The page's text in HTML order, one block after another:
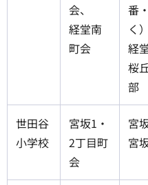
会、
経堂南
町会
番
く）
経
桜
部
世田谷
小学校
宮坂1・
2丁目町
会
宮
宮